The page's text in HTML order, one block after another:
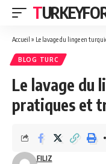
Accueil » Le lavage du linge en
BLOG TURC
Le lavage du
pratiques et
FILIZ